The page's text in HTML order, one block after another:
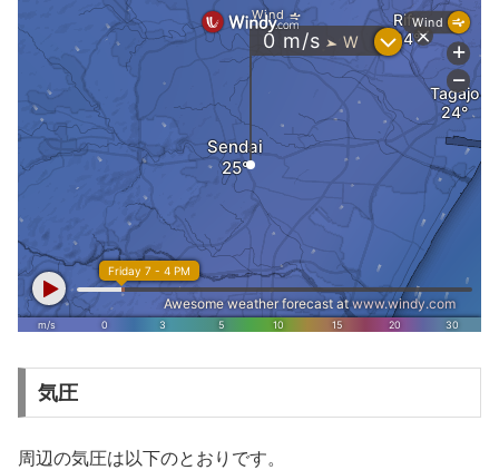
気圧
周辺の気圧は以下のとおりです。